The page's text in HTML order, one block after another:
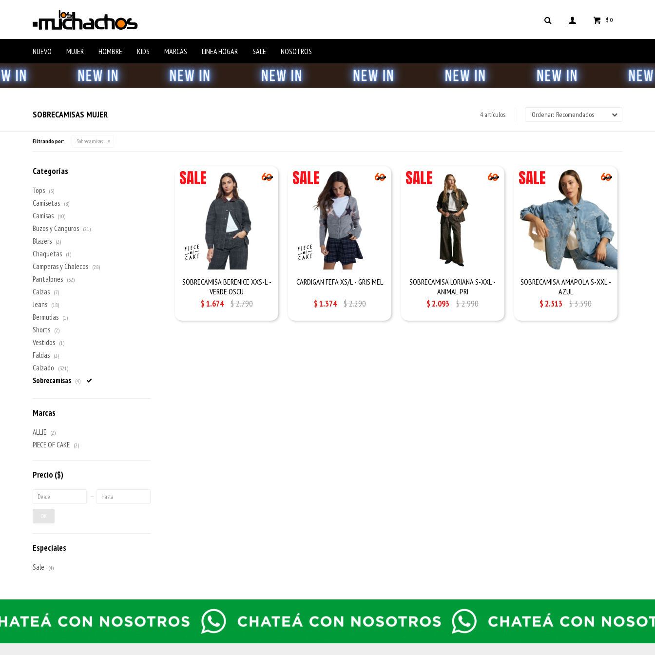
NUEVO MUJER HOMBRE KIDS MARCAS LINEA HOGAR SALE NOSOTROS
$ 0
SOBRECAMISAS MUJER 4 artículos Recomendados
Filtrando por: Sobrecamisas
SOBRECAMISA BERENICE XXS-L -
VERDE OSCU
$1.674 $2.790
CARDIGAN FEFA XS/L - GRIS MEL
$1.374 $2.290
SOBRECAMISA LORIANA S-XXL -
ANIMAL PRI
$ 2.093 $2.990
SOBRECAMISA AMAPOLA S-XXL -
AZUL
$ 2.513 $3.590
Categorías
Tops (3)
Camisetas (8)
Camisas (10)
Buzos y Canguros (21)
Blazers (2)
Chaquetas (1)
Camperas y Chalecos (28)
Pantalones (32)
Calzas (7)
Jeans (18)
Bermudas (1)
Shorts (2)
Vestidos (1)
Faldas (2)
Calzado (321)
Sobrecamisas (4)
Marcas
ALLIE (2)
PIECE OF CAKE (2)
Precio ($)
OK
Especiales
Sale (4)